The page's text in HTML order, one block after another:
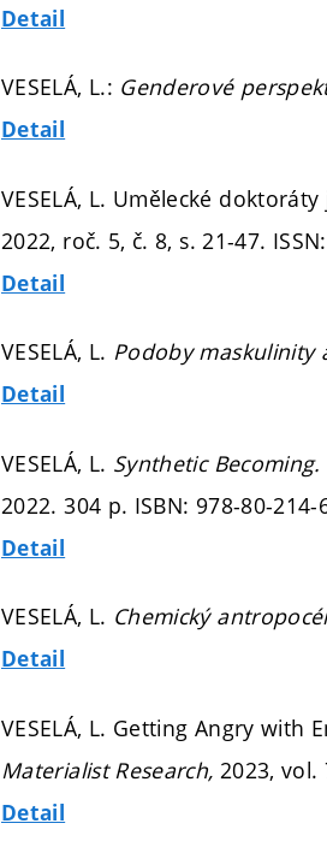
Detail
VESELÁ, L.: Genderové
Detail
VESELÁ, L. Umělecké
2022, roč. 5, č. 8, s. 21-47.
Detail
VESELÁ, L. Podoby maskulinity
Detail
VESELÁ, L. Synthetic Becoming.
2022. 304 p. ISBN: 978-80-214-
Detail
VESELÁ, L. Chemický
Detail
VESELÁ, L. Getting Angry with
Materialist Research, 2023, vol.
Detail